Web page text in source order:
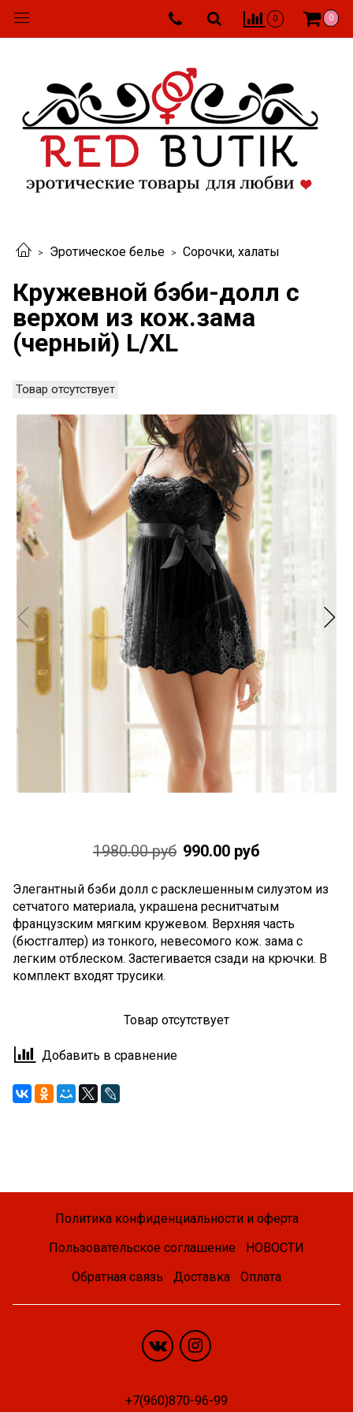
0 0
Эротическое белье Сорочки, халаты
Кружевной бэби-долл с
верхом из кож.зама
(черный) L/XL
Товар отсутствует
1980.00 руб 990.00 руб
Элегантный бэби долл с расклешенным силуэтом из
сетчатого материала, украшена реснитчатым
французским мягким кружевом. Верхняя часть
(бюстгалтер) из тонкого, невесомого кож. зама с
легким отблеском. Застегивается сзади на крючки. В
комплект входят трусики.
Товар отсутствует
Добавить в сравнение
Политика конфиденциальности и оферта
Пользовательское соглашение
НОВОСТИ
Обратная связь
Доставка Оплата
+7(960)870-96-99